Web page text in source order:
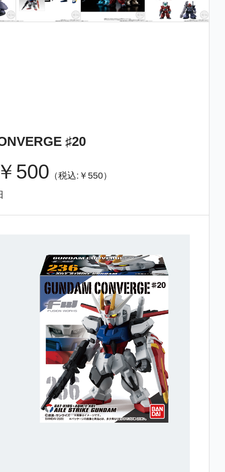
♯20
500 （税込:￥550）